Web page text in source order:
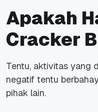
Apakah
Cracker
Tentu, aktivitas yang
negatif tentu
pihak lain.